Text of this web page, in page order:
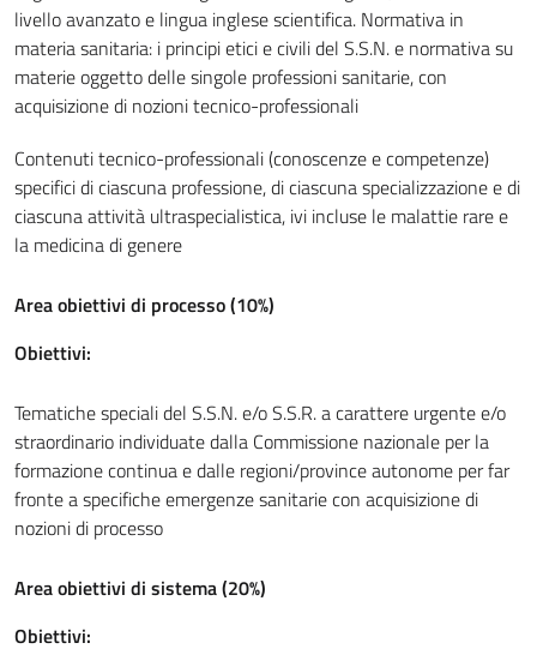
livello avanzato e lingua inglese scientifica. Normativa in
materia sanitaria: i principi etici e civili del S.S.N. e normativa su
materie oggetto delle singole professioni sanitarie, con
acquisizione di nozioni tecnico-professionali
Contenuti tecnico-professionali (conoscenze e competenze)
specifici di ciascuna professione, di ciascuna specializzazione e di
ciascuna attività ultraspecialistica, ivi incluse le malattie rare e
la medicina di genere
Area obiettivi di processo (10%)
Obiettivi:
Tematiche speciali del S.S.N. e/o S.S.R. a carattere urgente e/o
straordinario individuate dalla Commissione nazionale per la
formazione continua e dalle regioni/province autonome per far
fronte a specifiche emergenze sanitarie con acquisizione di
nozioni di processo
Area obiettivi di sistema (20%)
Obiettivi: